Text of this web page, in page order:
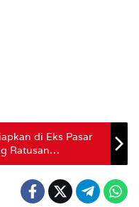
di Eks Pasar
Ratusan